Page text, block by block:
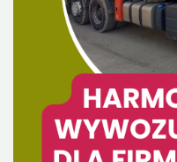
EDUKACJA
KONTAKT